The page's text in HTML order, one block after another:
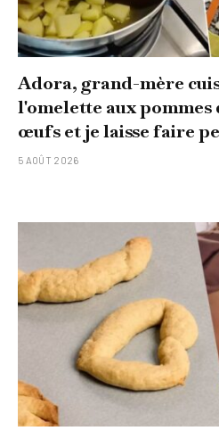
Adora, grand-mère
l'omelette aux pommes
œufs et je laisse faire
5 AOÛT 2026